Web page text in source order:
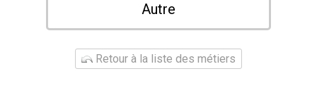
Autre
Retour à la liste des métiers